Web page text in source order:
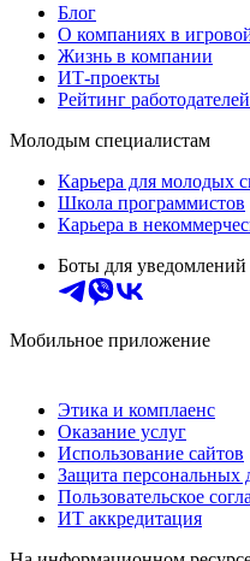
Блог
О компаниях в
Жизнь в компании
ИТ-проекты
Рейтинг
Молодым специалистам
Карьера для молодых
Школа программистов
Карьера в
Боты для уведомлений
Мобильное приложение
Этика и комплаенс
Оказание услуг
Использование сайтов
Защита персональных
Пользовательское
ИТ аккредитация